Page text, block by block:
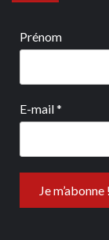
Prénom
E-mail*